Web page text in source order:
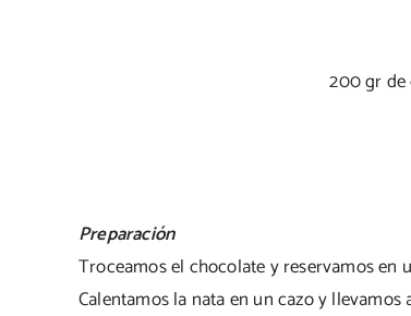
200 gr
Preparación
Troceamos el chocolate y reservamos en
Calentamos la nata en un cazo y llevamos